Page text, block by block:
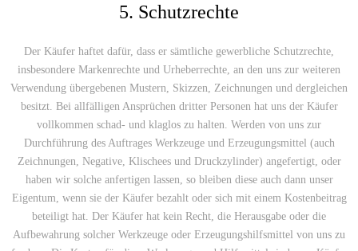
5. Schutzrechte
Der Käufer haftet dafür, dass er sämtliche gewerbliche Schutzrechte,
insbesondere Markenrechte und Urheberrechte, an den uns zur weiteren
Verwendung übergebenen Mustern, Skizzen, Zeichnungen und dergleichen
besitzt. Bei allfälligen Ansprüchen dritter Personen hat uns der Käufer
vollkommen schad- und klaglos zu halten. Werden von uns zur
Durchführung des Auftrages Werkzeuge und Erzeugungsmittel (auch
Zeichnungen, Negative, Klischees und Druckzylinder) angefertigt, oder
haben wir solche anfertigen lassen, so bleiben diese auch dann unser
Eigentum, wenn sie der Käufer bezahlt oder sich mit einem Kostenbeitrag
beteiligt hat. Der Käufer hat kein Recht, die Herausgabe oder die
Aufbewahrung solcher Werkzeuge oder Erzeugungshilfsmittel von uns zu